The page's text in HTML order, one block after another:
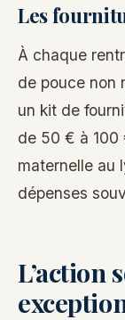
Les
À chaque
de pouce non
un kit de
de 50 € à 100
maternelle au
dépenses
L’action